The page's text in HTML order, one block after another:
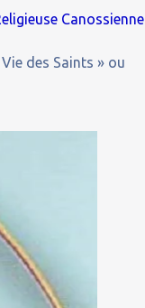
Canossienne
des Saints » ou